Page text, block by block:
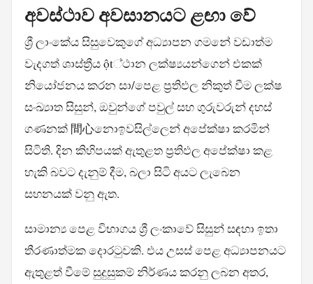
අවස්ථාව අවසානයට ළඟා වේ
ශ්‍රී ලාංකේය සිසුවෙකුගේ අධ්‍යාපන ගමනේ වඩාත්ම
වැදගත් ශාස්ත්‍රීය ột්ථාන ලක්ෂ්‍යයන්ගෙන් එකක්
නියෝජනය කරන සා/පෙළ ප්‍රතිඵල නිකුත් වීම ලක්ෂ
සංඛ්‍යාත සිසුන්, ඔවුන්ගේ පවුල් සහ ගුරුවරුන් දහස්
ගණනක් 間心නොඉවසිල්ලෙන් අපේක්ෂා කරමින්
සිටිති. දින කිහිපයක් ඇතුළත ප්‍රතිඵල අපේක්ෂා කළ
හැකි බවට දැනුම් දීම, බලා සිටි අයට ලැබෙන
සහනයක් වනු ඇත.
සාමාන්‍ය පෙළ විභාගය ශ්‍රී ලංකාවේ සිසුන් සඳහා ඉතා
තීරණාත්මක දොරටුවකි. එය උසස් පෙළ අධ්‍යාපනයට
ඇතුළත් වීමේ සුදුසුකම් නිර්ණය කරනු ලබන අතර,